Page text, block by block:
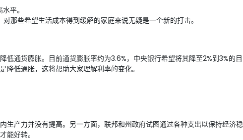
平。
那些希望生活成本得到缓解的家庭来说无疑是一个新的打击。
通货膨胀。目前通货膨胀率约为3.6%，中央银行希望将其降至2%到3%的目
低通胀，这将帮助大家理解利率的变化。
生产力并没有提高。另一方面，联邦和州政府试图通过各种支出以保持经济稳
能好转。